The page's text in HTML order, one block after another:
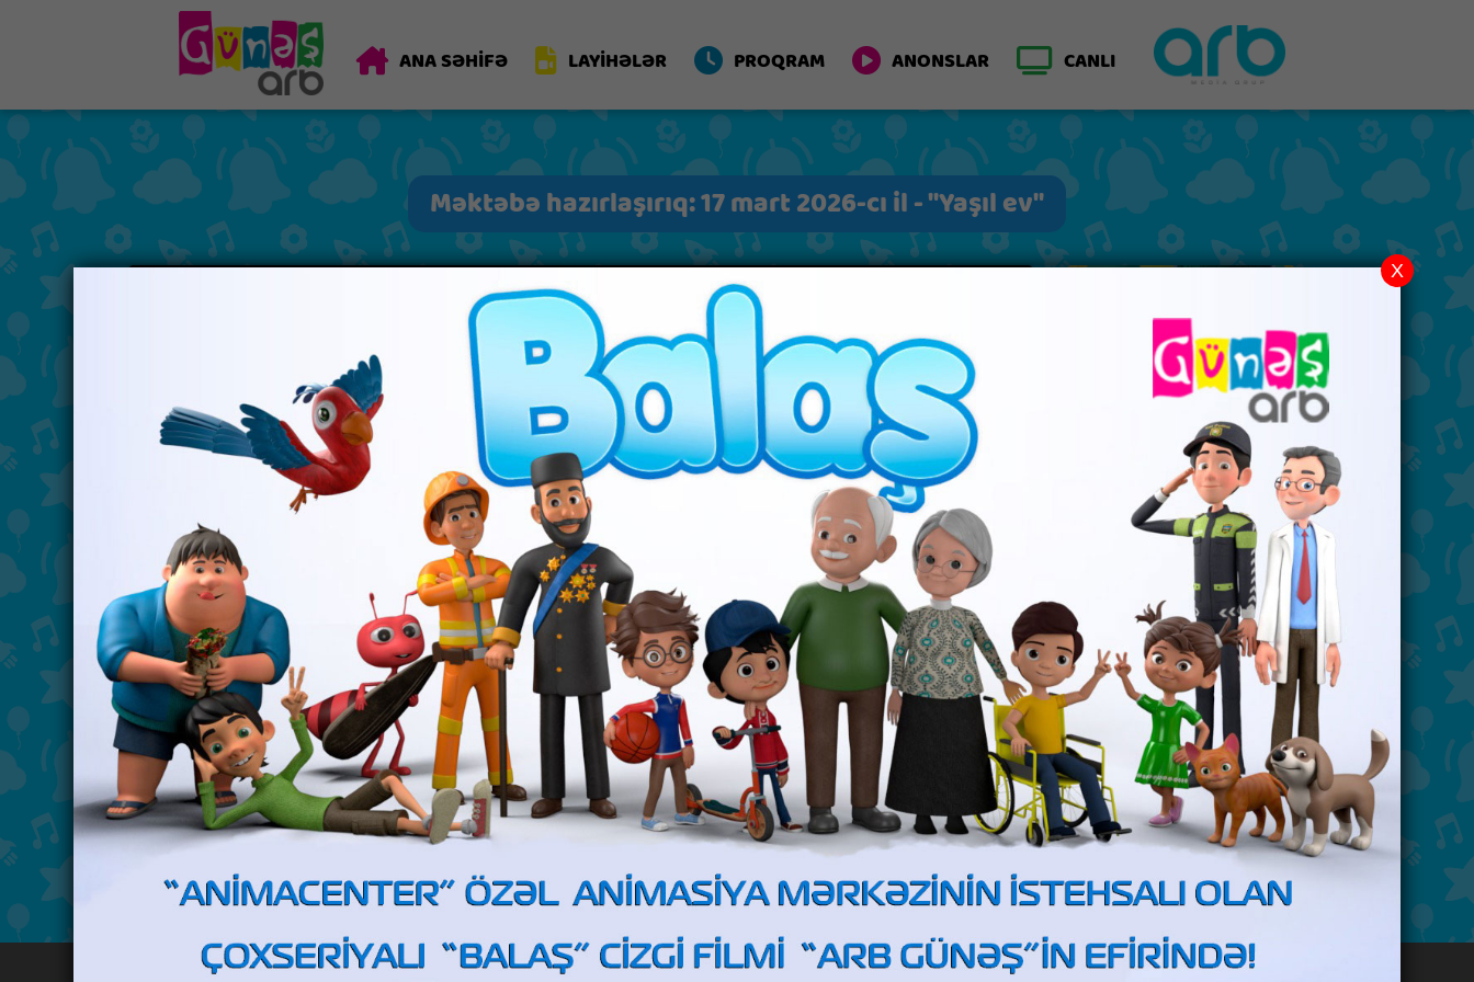
ANA SƏHİFƏ LAYİHƏLƏR PROQRAM ANONSLAR CANLI
Məktəbə hazırlaşırıq: 17 mart 2026-cı il - "Yaşıl ev"
Məktəbə hazırlaşırıq: 17 mart 2026-cı il - "Yaşıl ev"
X